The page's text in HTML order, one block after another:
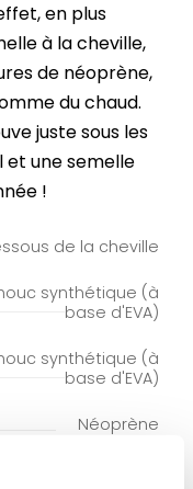
en plus
à la cheville,
de néoprène,
du chaud.
juste sous les
et une semelle
!
de la cheville
synthétique (à
base d'EVA)
synthétique (à
base d'EVA)
Néoprène